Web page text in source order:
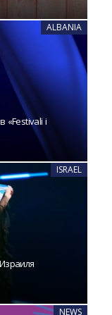
ALBANIA
«Festivali i
ISRAEL
NEWS